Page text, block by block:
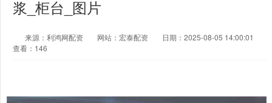
浆_柜台_图片
来源：利鸿网配资 网站：宏泰配资
日期：2025-08-05 14:00:01
查看：146